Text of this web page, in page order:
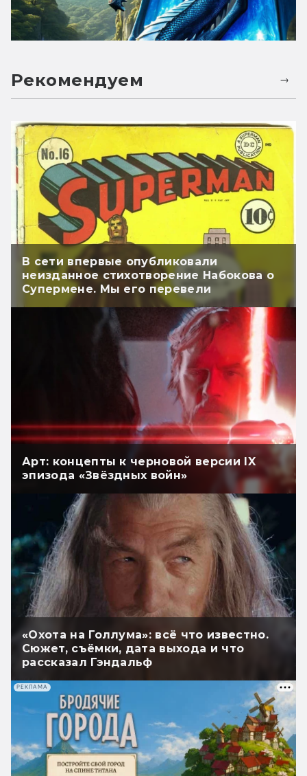
Рекомендуем
В сети впервые опубликовали
неизданное стихотворение Набокова о
Супермене. Мы его перевели
Арт: концепты к черновой версии IX
эпизода «Звёздных войн»
«Охота на Голлума»: всё что известно.
Сюжет, съёмки, дата выхода и что
рассказал Гэндальф
РЕКЛАМА